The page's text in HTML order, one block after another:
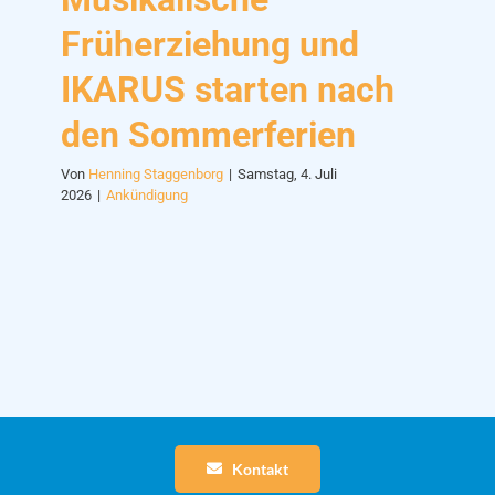
Früherziehung und
IKARUS starten nach
den Sommerferien
Von Henning Staggenborg | Samstag, 4. Juli
2026 | Ankündigung
Kontakt